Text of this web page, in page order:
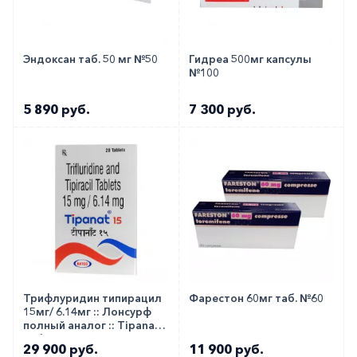
Эндоксан таб. 50 мг №50
5 890 руб.
Гидреа 500мг капсулы
№100
7 300 руб.
Трифлуридин типирацил
15мг/ 6.14мг :: Лонсурф
полный аналог :: Tipanat
таб. №20
29 900 руб.
Фарестон 60мг таб. №60
11 900 руб.